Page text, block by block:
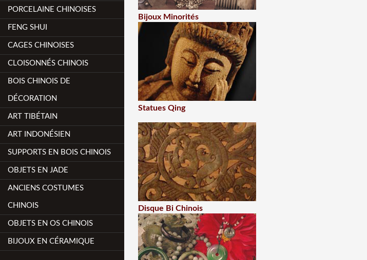
PORCELAINE CHINOISES
FENG SHUI
CAGES CHINOISES
CLOISONNÉS CHINOIS
BOIS CHINOIS DE
DÉCORATION
ART TIBÉTAIN
ART INDONÉSIEN
SUPPORTS EN BOIS CHINOIS
OBJETS EN JADE
ANCIENS COSTUMES
CHINOIS
OBJETS EN OS CHINOIS
BIJOUX EN CÉRAMIQUE
Bijoux Minorités
Statues Qing
Disque Bi Chinois